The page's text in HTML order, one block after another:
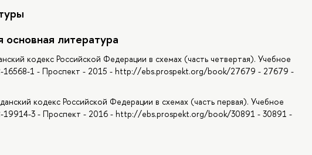
литература
кодекс Российской Федерации в схемах (часть четвертая). Учебное
16568-1 - Проспект - 2015 - http://ebs.prospekt.org/book/27679 - 27679 -
кодекс Российской Федерации в схемах (часть первая). Учебное
19914-3 - Проспект - 2016 - http://ebs.prospekt.org/book/30891 - 30891 -